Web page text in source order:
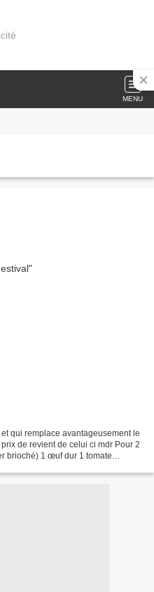
MENU
qui remplace avantageusement le
de revient de celui ci mdr Pour 2
brioché) 1 œuf dur 1 tomate